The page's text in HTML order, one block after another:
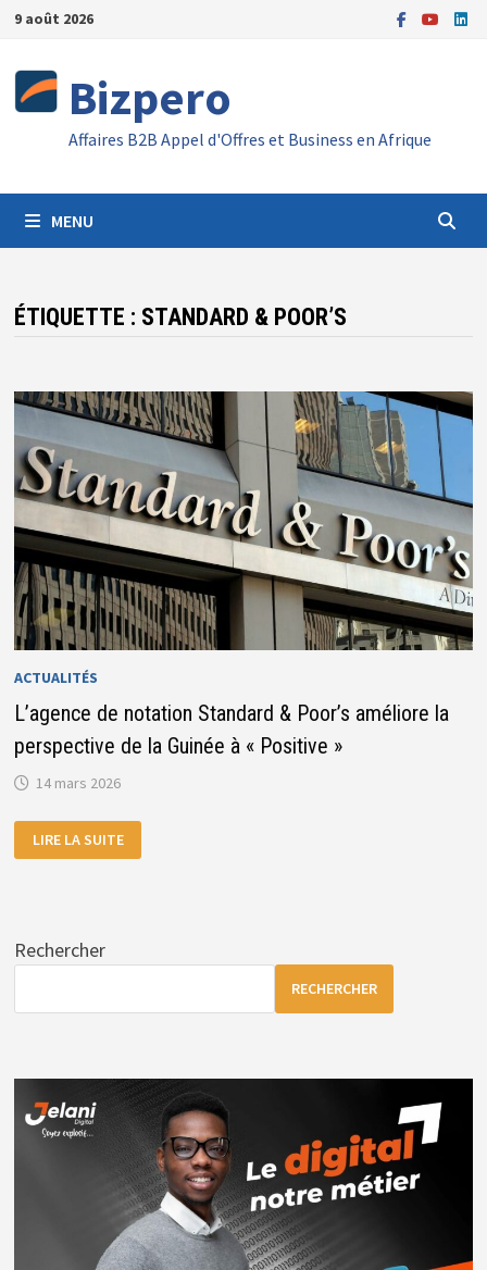
Passer
contenu
9 août 2026
Bizpero
Affaires B2B Appel d'Offres et Business en Afrique
MENU
ÉTIQUETTE : STANDARD & POOR’S
ACTUALITÉS
L’agence de notation Standard & Poor’s améliore la
perspective de la Guinée à « Positive »
14 mars 2026
DE
NOTATION
PERSPECTIVE
DE
À
LIRE LA SUITE
Rechercher
RECHERCHER